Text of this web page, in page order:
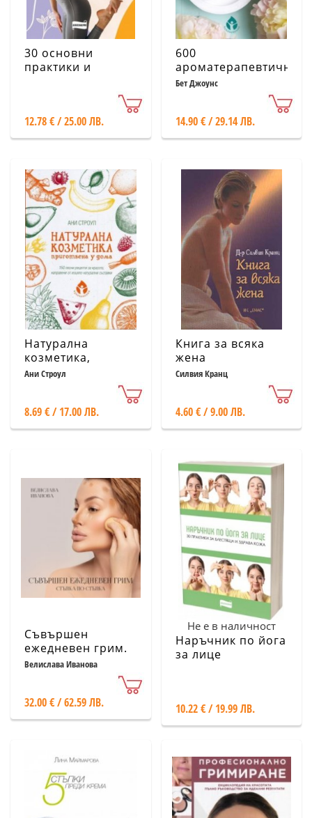
30 основни
практики и
12.78 € / 25.00 ЛВ.
600
ароматерапевтични
рецепти за
Бет Джоунс
14.90 € / 29.14 ЛВ.
Натурална
козметика,
приготвена у
Ани Строул
8.69 € / 17.00 ЛВ.
Книга за всяка
жена
Силвия Кранц
4.60 € / 9.00 ЛВ.
Съвършен
ежедневен грим.
Стъпка по стъпка
Велислава Иванова
32.00 € / 62.59 ЛВ.
Не е в наличност
Наръчник по йога
за лице
10.22 € / 19.99 ЛВ.